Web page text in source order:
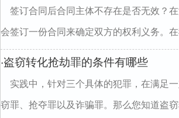
签订合同后合同主体不存在是否无效？
会签订一份合同来确定双方的权利义务。
·盗窃转化抢劫罪的条件有哪些
实践中，针对三个具体的犯罪，在满足
窃罪、抢夺罪以及诈骗罪。那么您知道盗